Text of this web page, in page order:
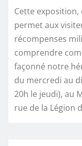
Cette exposition,
permet aux
récompenses
comprendre
façonné notre
du mercredi au
20h le jeudi), au
rue de la Légion